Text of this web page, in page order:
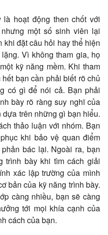
hoạt động then chốt với
một số sinh viên lại
khi đặt câu hỏi hay thể hiện
Vì không tham gia, họ
kỹ năng mềm. Khi tham
bạn cần phải biết rõ chủ
có gì để nói cả. Bạn phải
bày rõ ràng suy nghĩ của
trên những gì bạn hiểu.
thảo luận với nhóm. Bạn
khi bảo vệ quan điểm
bác lại. Ngoài ra, bạn
trình bày khi tìm cách giải
xác lập trường của mình
bản của kỹ năng trình bày.
càng nhiều, bạn sẽ càng
tới mọi khía cạnh của
cách của bạn.